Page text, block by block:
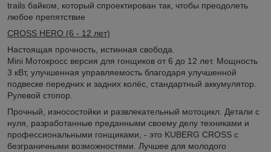
trails байком, который спроектирован так, чтобы преодолеть
любое препятствие
CROSS HERO (6 - 12 лет)
Настоящая прочность, истинная свобода.
Mini Мотокросс версия для гонщиков от 6 до 12 лет. Мощность
3 кВт, улучшенная управляемость благодаря улучшенной
подвеске передних и задних колёс, стандартный аккумулятор.
Рулевой стопор.
Прочный, износостойки и развлекательный мотоцикл. Детали с
нуля, разработанные преданными своему делу техниками и
профессиональными гонщиками, - это KUBERG CROSS с
безграничными возможностями. Лучшее для молодого